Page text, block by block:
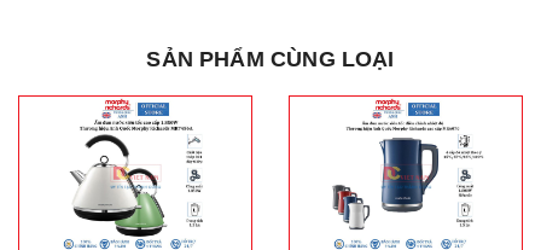
SẢN PHẨM CÙNG LOẠI